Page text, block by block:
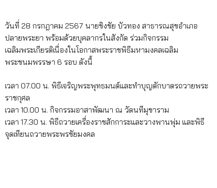
วันที่ 28 กรกฎาคม 2567 นายชิงชัย บัวทอง สาธารณสุขอำเภอ
ปลายพระยา พร้อมด้วยบุคลากรในสังกัด ร่วมกิจกรรม
เฉลิมพระเกียรติเนื่องในโอกาสพระราชพิธีมหามงคลเฉลิม
พระชนมพรรษา 6 รอบ ดังนี้
เวลา 07.00 น. พิธีเจริญพระพุทธมนต์และทำบุญตักบาตรถวายพระ
ราชกุศล
เวลา 10.00 น. กิจกรรมอาสาพัฒนา ณ วัดนทีมุขาราม
เวลา 17.30 น. พิธีถวายเครื่องราชสักการะและวางพานพุ่ม และพิธี
จุดเทียนถวายพระพรชัยมงคล